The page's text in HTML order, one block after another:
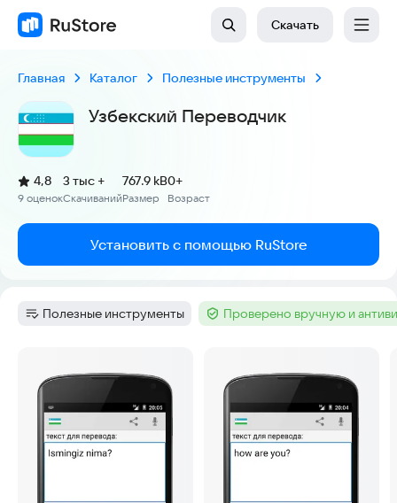
Скачать
Главная Каталог Полезные инструменты
Узбекский Переводчик
Рейтинг:
4,8
(
9 оценок
)
Скачиваний
3 тыс +
Размер
767.9 kB
Возраст
0+
Установить с помощью RuStore
Категория:
Полезные инструменты Тег :Проверено вручную и